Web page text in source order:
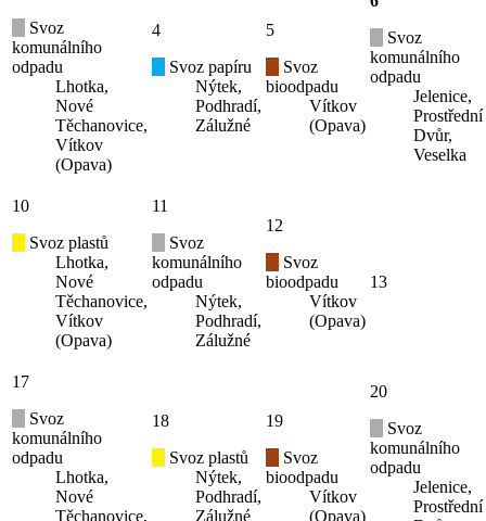
Svoz
komunálního
odpadu
Lhotka,
Nové
Těchanovice,
Vítkov
(Opava)
4
Svoz papíru
Nýtek,
Podhradí,
Zálužné
5
Svoz
bioodpadu
Vítkov
(Opava)
Svoz
komunálního
odpadu
Jelenice,
Prostřední
Dvůr,
Veselka
10
Svoz plastů
Lhotka,
Nové
Těchanovice,
Vítkov
(Opava)
11
Svoz
komunálního
odpadu
Nýtek,
Podhradí,
Zálužné
12
Svoz
bioodpadu
Vítkov
(Opava)
13
17
Svoz
komunálního
odpadu
Lhotka,
Nové
Těchanovice,
18
Svoz plastů
Nýtek,
Podhradí,
Zálužné
19
Svoz
bioodpadu
Vítkov
(Opava)
20
Svoz
komunálního
odpadu
Jelenice,
Prostřední